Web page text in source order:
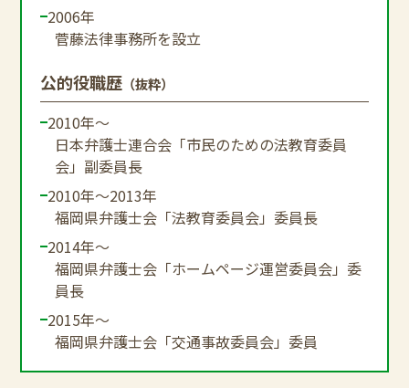
2006年
菅藤法律事務所を設立
公的役職歴 （抜粋）
2010年～
日本弁護士連合会「市民のための法教育委員
会」副委員長
2010年～2013年
福岡県弁護士会「法教育委員会」委員長
2014年～
福岡県弁護士会「ホームページ運営委員会」委
員長
2015年～
福岡県弁護士会「交通事故委員会」委員